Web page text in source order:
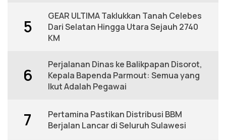
5
GEAR ULTIMA Taklukkan Tanah Celebes
Dari Selatan Hingga Utara Sejauh 2740
KM
6
Perjalanan Dinas ke Balikpapan Disorot,
Kepala Bapenda Parmout: Semua yang
Ikut Adalah Pegawai
7
Pertamina Pastikan Distribusi BBM
Berjalan Lancar di Seluruh Sulawesi